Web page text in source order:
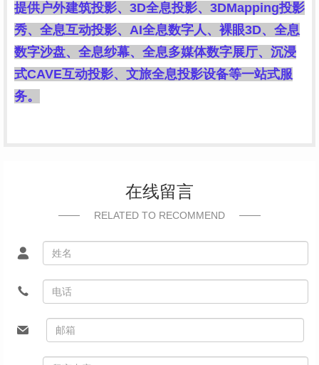
提供户外建筑投影、3D全息投影、3DMapping投影
秀、全息互动投影、AI全息数字人、裸眼3D、全息
数字沙盘、全息纱幕、全息多媒体数字展厅、沉浸
式CAVE互动投影、文旅全息投影设备等一站式服
务。
在线留言
RELATED TO RECOMMEND